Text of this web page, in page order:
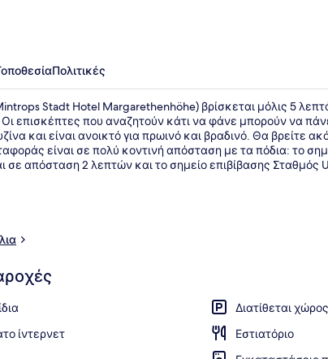
Πολιτικές
Stadt Hotel Margarethenhöhe) βρίσκεται μόλις 5
επισκέπτες που αναζητούν κάτι να φάνε μπορούν να
και είναι ανοικτό για πρωινό και βραδινό. Θα βρείτε
είναι σε πολύ κοντινή απόσταση με τα πόδια: το
σε απόσταση 2 λεπτών και το σημείο επιβίβασης Σταθμός
Διατίθεται
ίντερνετ
Εστιατόριο